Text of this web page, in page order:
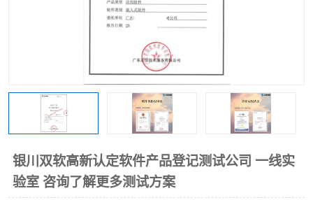
银川双软高新认定软件产品登记测试公司 一线实
验室 咨询了解更多测试方案